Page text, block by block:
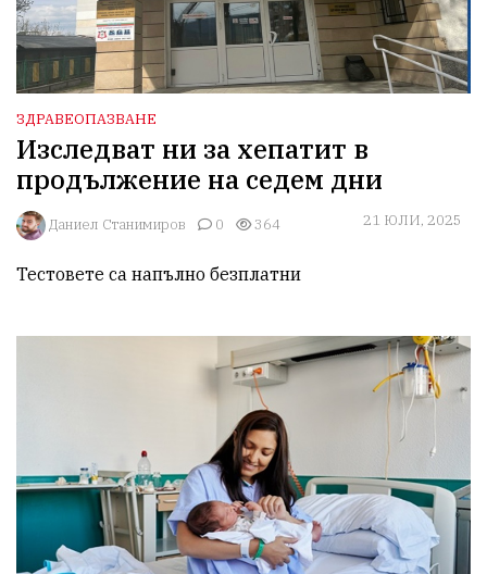
ЗДРАВЕОПАЗВАНЕ
Изследват ни за хепатит в
продължение на седем дни
Даниел Станимиров 0 364 21 ЮЛИ, 2025
Тестовете са напълно безплатни